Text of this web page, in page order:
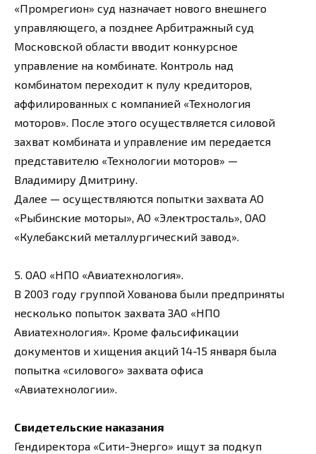
«Промрегион» суд назначает нового внешнего
управляющего, а позднее Арбитражный суд
Московской области вводит конкурсное
управление на комбинате. Контроль над
комбинатом переходит к пулу кредиторов,
аффилированных с компанией «Технология
моторов». После этого осуществляется силовой
захват комбината и управление им передается
представителю «Технологии моторов» —
Владимиру Дмитрину.
Далее — осуществляются попытки захвата АО
«Рыбинские моторы», АО «Электросталь», ОАО
«Кулебакский металлургический завод».
5. ОАО «НПО «Авиатехнология».
В 2003 году группой Хованова были предприняты
несколько попыток захвата ЗАО «НПО
Авиатехнология». Кроме фальсификации
документов и хищения акций 14-15 января была
попытка «силового» захвата офиса
«Авиатехнологии».
Свидетельские наказания
Гендиректора «Сити-Энерго» ищут за подкуп